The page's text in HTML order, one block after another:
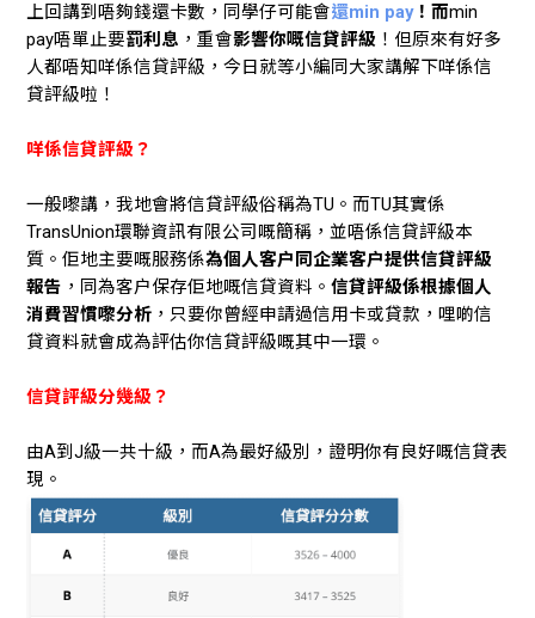
貸款
機
de
de
學生
貸款
上回講到唔夠錢還卡數，同學仔可能會還min pay！而min
pay唔單止要罰利息 ，重會影響你嘅信貸評級 ！但原來有好多
人都唔知咩係信貸評級，今日就等小編同大家講解下咩係信
貸評級啦！
咩係信貸評級？
一般嚟講，我地會將信貸評級俗稱為TU。而TU其實係
TransUnion環聯資訊有限公司嘅簡稱，並唔係信貸評級本
質。佢地主要嘅服務係為個人客户同企業客户提供信貸評級
報告 ，同為客户保存佢地嘅信貸資料。信貸評級係根據個人
消費習慣嚟分析 ，只要你曾經申請過信用卡或貸款，哩啲信
貸資料就會成為評估你信貸評級嘅其中一環。
信貸評級分幾級？
由A到J級一共十級，而A為最好級別，證明你有良好嘅信貸表
現。